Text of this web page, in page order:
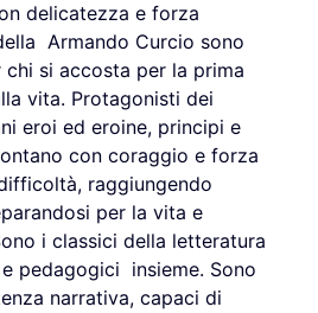
delicatezza e forza
Armando Curcio sono
si accosta per la prima
vita. Protagonisti dei
eroi ed eroine, principi e
con coraggio e forza
raggiungendo
per la vita e
i classici della letteratura
pedagogici insieme. Sono
narrativa, capaci di